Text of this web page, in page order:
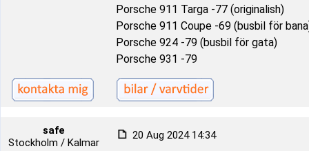
Porsche 911 Targa -77 (originalish)
Porsche 911 Coupe -69 (busbil för
Porsche 924 -79 (busbil för gata)
Porsche 931 -79
safe
Stockholm / Kalmar
20 Aug 2024 14:34